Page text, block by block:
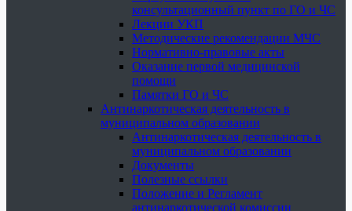
консультационный пункт по ГО и ЧС
Лекции УКП
Методические рекомендации МЧС
Нормативно-правовые акты
Оказание первой медицинской
помощи
Памятки ГО и ЧС
Антинаркотическая деятельность в
муниципальном образовании
Антинаркотическая деятельность в
муниципальном образовании
Документы
Полезные ссылки
Положение и Регламент
антинаркотической комиссии